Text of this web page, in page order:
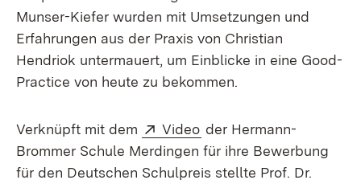
Munser-Kiefer wurden mit Umsetzungen und
Erfahrungen aus der Praxis von Christian
Hendriok untermauert, um Einblicke in eine Good-
Practice von heute zu bekommen.
Verknüpft mit dem Extern:
Video (Öffnet in neuem
der Hermann-
Brommer Schule Merdingen für ihre Bewerbung
für den Deutschen Schulpreis stellte Prof. Dr.